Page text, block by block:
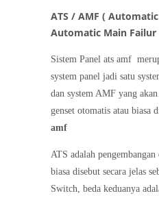
ATS / AMF (
Automatic Main Failur
Sistem Panel ats amf
system panel jadi satu
dan system AMF yang
genset otomatis atau biasa
amf
ATS adalah
biasa disebut secara jelas
Switch, beda keduanya